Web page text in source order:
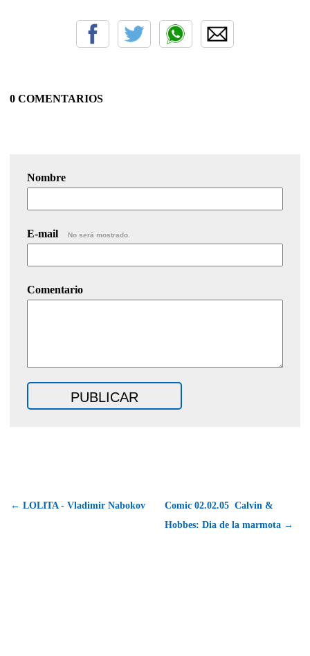
0 COMENTARIOS
Nombre
E-mail No será mostrado.
Comentario
← LOLITA - Vladimir Nabokov
Comic 02.02.05  Calvin &
Hobbes: Dia de la marmota →